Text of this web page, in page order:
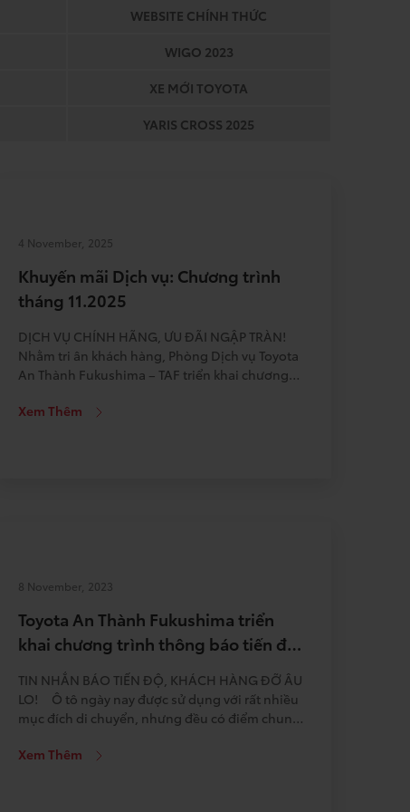
WEBSITE CHÍNH THỨC
WIGO 2023
XE MỚI TOYOTA
YARIS CROSS 2025
4 November, 2025
Khuyến mãi Dịch vụ: Chương trình
tháng 11.2025
DỊCH VỤ CHÍNH HÃNG, ƯU ĐÃI NGẬP TRÀN!
Nhằm tri ân khách hàng, Phòng Dịch vụ Toyota
An Thành Fukushima – TAF triển khai chương
01.11.2025 đến hết 30.11.2025 – Đối tượng: + Xe
Xem Thêm
8 November, 2023
Toyota An Thành Fukushima triển
khai chương trình thông báo tiến độ
sửa chữa
TIN NHẮN BÁO TIẾN ĐỘ, KHÁCH HÀNG ĐỠ ÂU
LO! Ô tô ngày nay được sử dụng với rất nhiều
mục đích di chuyển, nhưng đều có điểm chung
Do đó, khi xe cần sửa chữa, không chủ nhân nào
Xem Thêm